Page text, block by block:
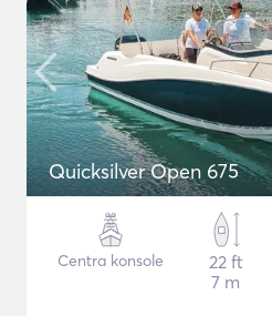
Quicksilver Open 675
Centra konsole
22 ft
7 m